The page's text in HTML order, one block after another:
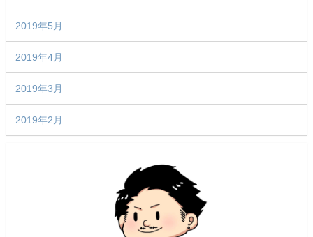
2019年5月
2019年4月
2019年3月
2019年2月